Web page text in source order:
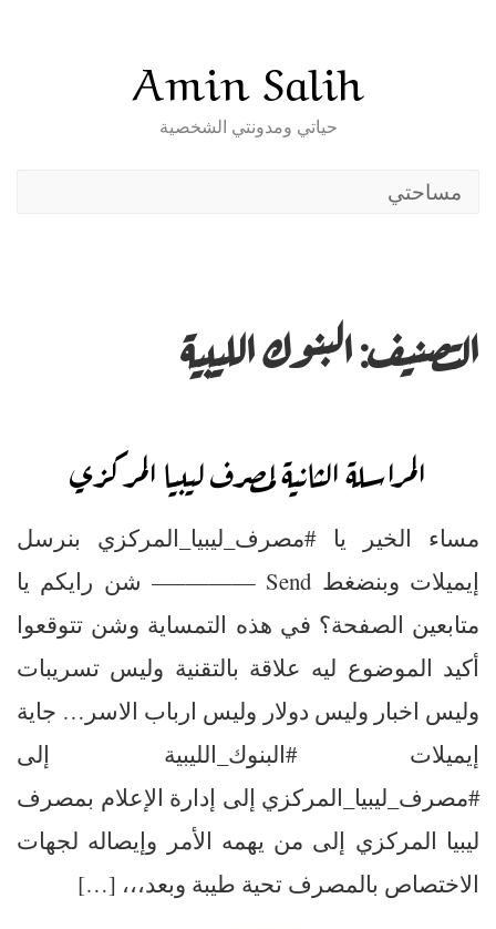
Amin Salih
حياتي ومدونتي الشخصية
مساحتي
التصنيف:البنوك الليبية
المراسلة الثانية لمصرف ليبيا المركزي
مساء الخير يا #مصرف_ليبيا_المركزي بنرسل
إيميلات وبنضغط Send ————– شن رايكم يا
متابعين الصفحة؟ في هذه التمساية وشن تتوقعوا
أكيد الموضوع ليه علاقة بالتقنية وليس تسريبات
وليس اخبار وليس دولار وليس ارباب الاسر… جاية
إيميلات #البنوك_الليبية إلى
#مصرف_ليبيا_المركزي إلى إدارة الإعلام بمصرف
ليبيا المركزي إلى من يهمه الأمر وإيصاله لجهات
الاختصاص بالمصرف تحية طيبة وبعد،،، […]